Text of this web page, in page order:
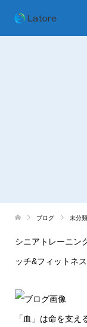
ブログ 未分類
シニアトレーニン
ッチ&フィットネ
「血」は命を支